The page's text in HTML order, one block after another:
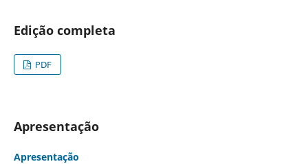
Edição completa
PDF
Apresentação
Apresentação